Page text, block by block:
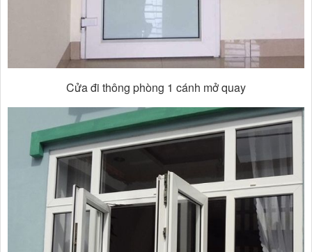
Cửa đi thông phòng 1 cánh mở quay